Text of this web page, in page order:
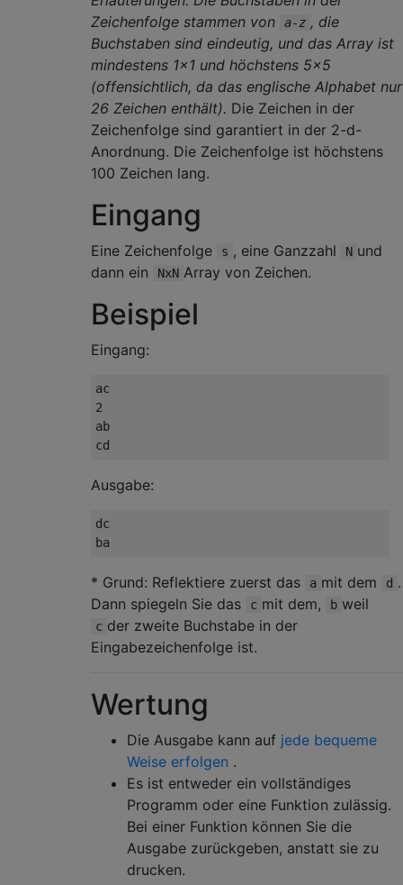
Zeichenfolge stammen von
a-z , die
Buchstaben sind eindeutig, und das Array ist
mindestens 1x1 und höchstens 5x5
(offensichtlich, da das englische Alphabet nur
26 Zeichen enthält). Die Zeichen in der
Zeichenfolge sind garantiert in der 2-d-
Anordnung. Die Zeichenfolge ist höchstens
100 Zeichen lang.
Eingang
Eine Zeichenfolge s , eine Ganzzahl N und
dann ein
NxN Array von Zeichen.
Beispiel
Eingang:
ac
2
ab
Ausgabe:
dc
* Grund: Reflektiere zuerst das a mit dem d .
Dann spiegeln Sie das
c mit dem, b weil
c der zweite Buchstabe in der
Eingabezeichenfolge ist.
Wertung
Die Ausgabe kann auf jede bequeme
Weise erfolgen .
Es ist entweder ein vollständiges
Programm oder eine Funktion zulässig.
Bei einer Funktion können Sie die
Ausgabe zurückgeben, anstatt sie zu
drucken.